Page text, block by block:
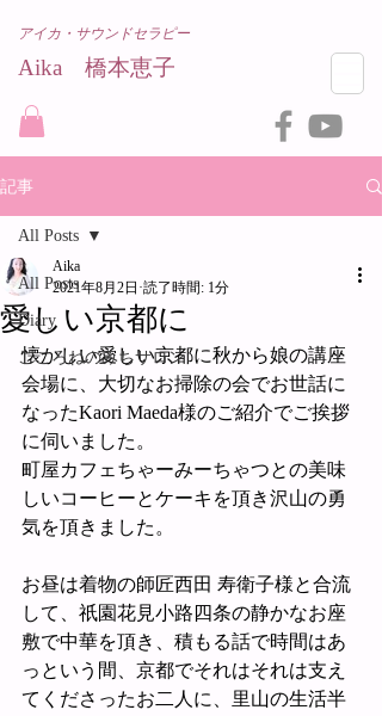
Aika 橋本恵子​
アイカ・サウンドセラピー
記事
All Posts
Diary
こころねのみちサロン
All Posts
愛しい京都に
Aika
2021年8月2日 読了時間: 1分
懐かしい愛しい京都に秋から娘の講座
会場に、大切なお掃除の会でお世話に
なったKaori Maeda様のご紹介でご挨拶
に伺いました。
町屋カフェちゃーみーちゃつとの美味
しいコーヒーとケーキを頂き沢山の勇
気を頂きました。
お昼は着物の師匠西田 寿衛子様と合流
して、祇園花見小路四条の静かなお座
敷で中華を頂き、積もる話で時間はあ
っという間、京都でそれはそれは支え
てくださったお二人に、里山の生活半